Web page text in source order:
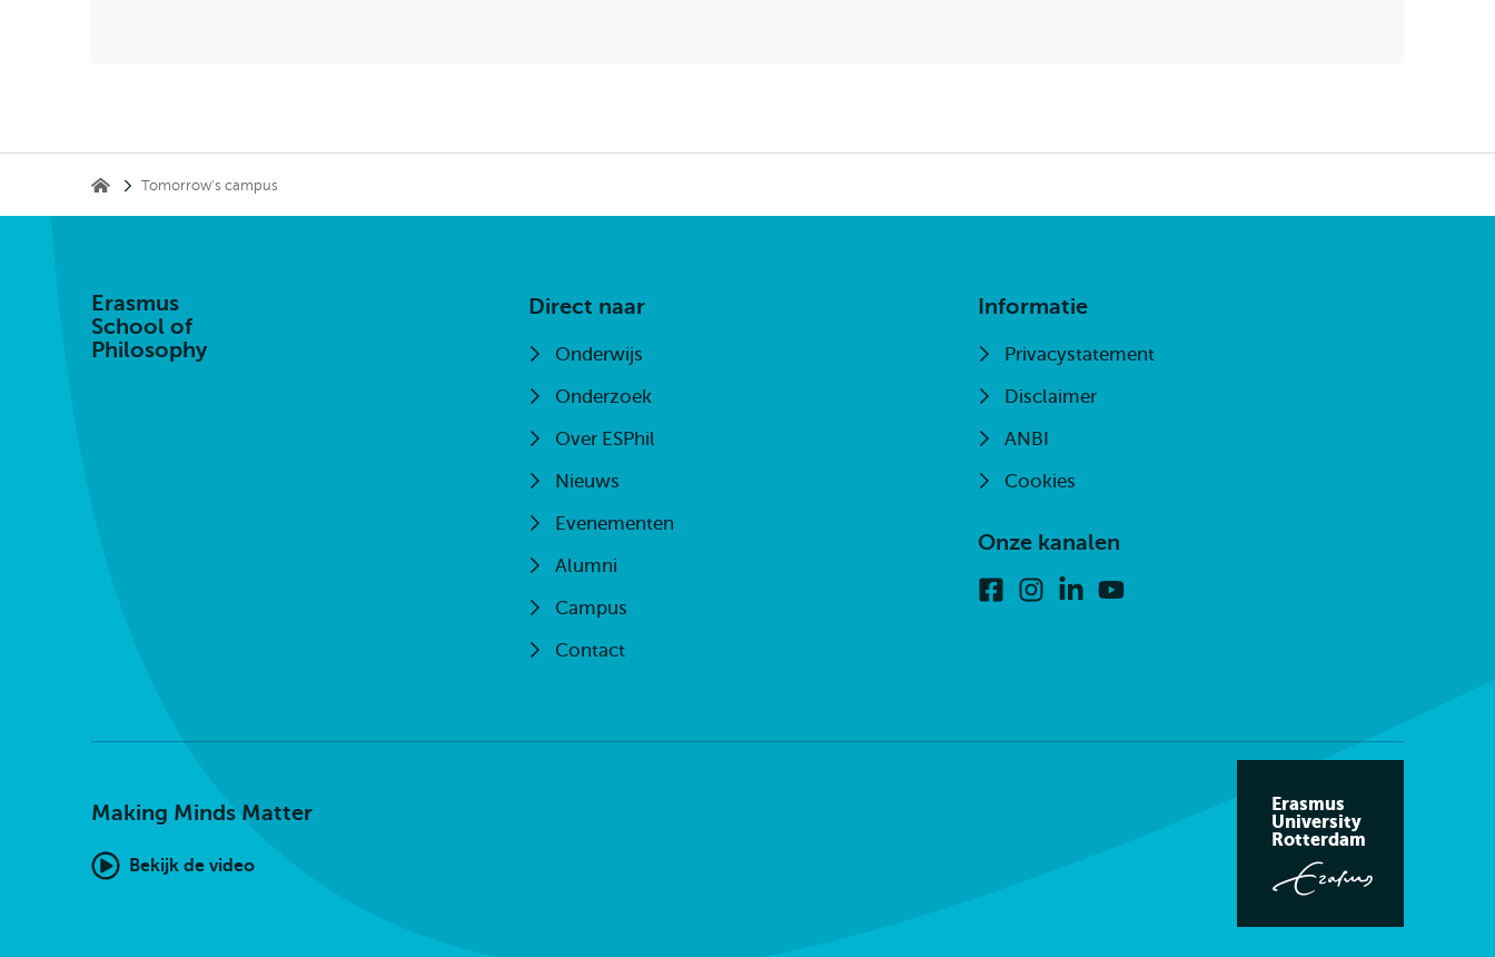
Erasmus School of Philosophy
Tomorrow's campus
Erasmus
School of
Philosophy
Direct naar
Onderwijs
Onderzoek
Over ESPhil
Nieuws
Evenementen
Alumni
Campus
Contact
Informatie
Privacystatement
Disclaimer
ANBI
Cookies
Onze kanalen
FacebookInstagram
LinkedinYoutube
Making Minds Matter
Bekijk de video
Erasmus
University
Rotterdam